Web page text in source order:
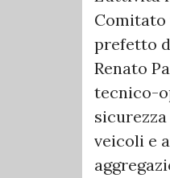
Comitato
prefetto
Renato
tecnico-
veicoli e